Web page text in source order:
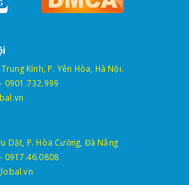
Kính, P. Yên Hòa, Hà Nội.
- 0901.732.999
Dật, P. Hòa Cường, Đà Nẵng
- 0917.46.0808